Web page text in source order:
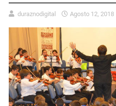
duraznodigital Agosto 12, 2018